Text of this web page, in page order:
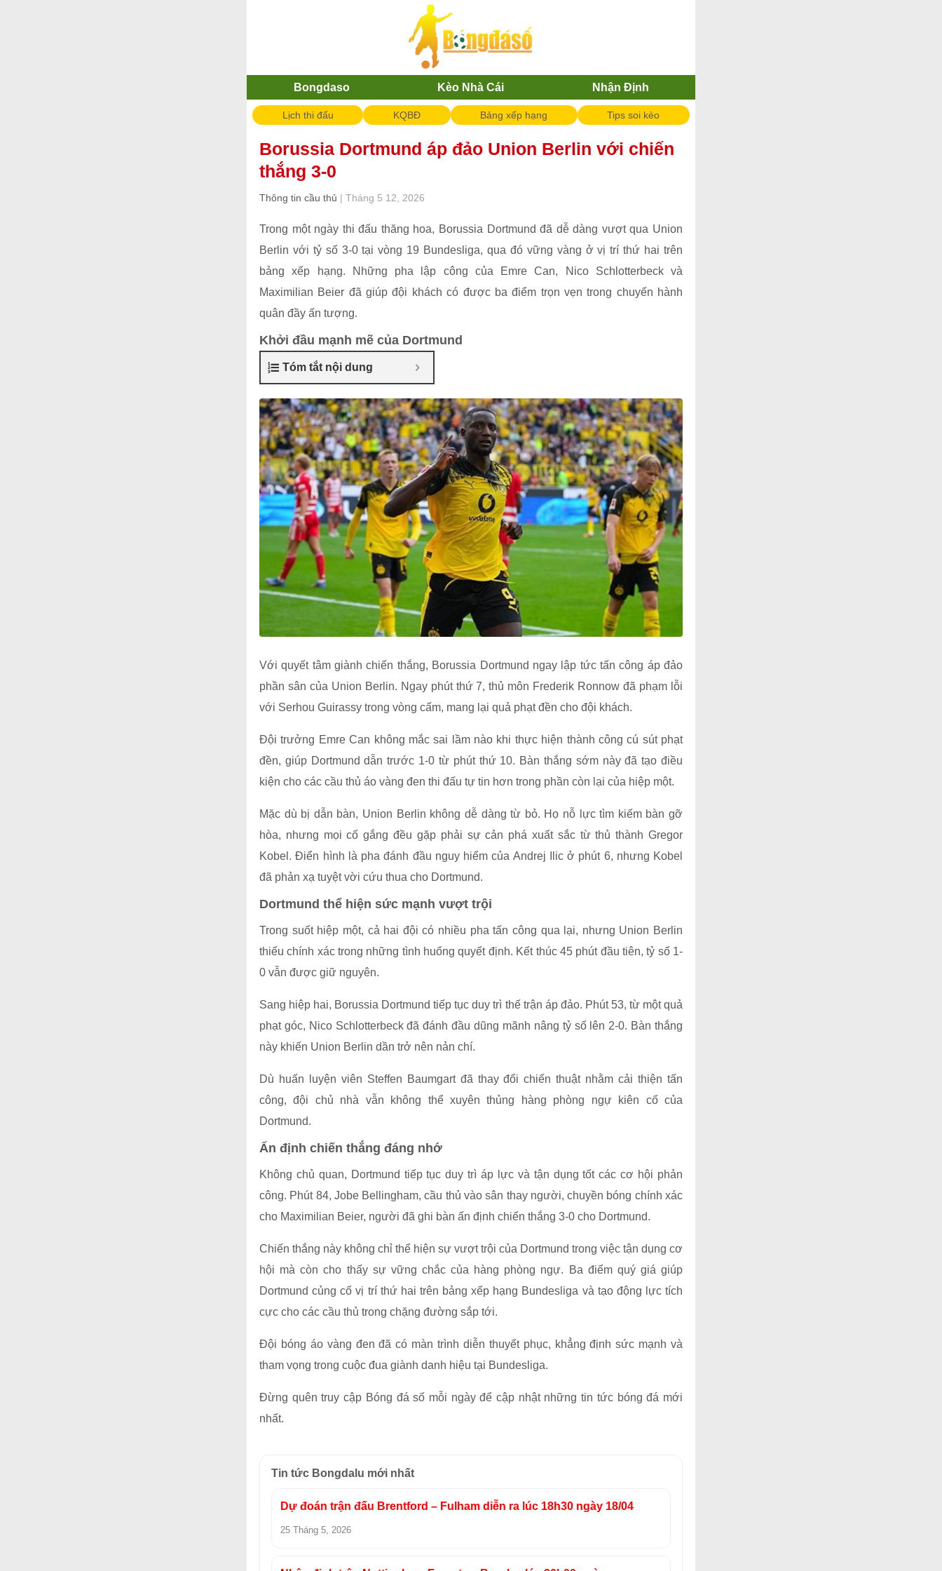
Bongdaso Kèo Nhà Cái Nhận Định
Lịch thi đấu KQBĐ Bảng xếp hạng Tips soi kèo
Borussia Dortmund áp đảo Union Berlin với chiến
thắng 3-0
Thông tin cầu thủ | Tháng 5 12, 2026
Trong một ngày thi đấu thăng hoa, Borussia Dortmund đã dễ dàng vượt qua Union
Berlin với tỷ số 3-0 tại vòng 19 Bundesliga, qua đó vững vàng ở vị trí thứ hai trên
bảng xếp hạng. Những pha lập công của Emre Can, Nico Schlotterbeck và
Maximilian Beier đã giúp đội khách có được ba điểm trọn vẹn trong chuyến hành
quân đầy ấn tượng.
Khởi đầu mạnh mẽ của Dortmund
Tóm tắt nội dung
Với quyết tâm giành chiến thắng, Borussia Dortmund ngay lập tức tấn công áp đảo
phần sân của Union Berlin. Ngay phút thứ 7, thủ môn Frederik Ronnow đã phạm lỗi
với Serhou Guirassy trong vòng cấm, mang lại quả phạt đền cho đội khách.
Đội trưởng Emre Can không mắc sai lầm nào khi thực hiện thành công cú sút phạt
đền, giúp Dortmund dẫn trước 1-0 từ phút thứ 10. Bàn thắng sớm này đã tạo điều
kiện cho các cầu thủ áo vàng đen thi đấu tự tin hơn trong phần còn lại của hiệp một.
Mặc dù bị dẫn bàn, Union Berlin không dễ dàng từ bỏ. Họ nỗ lực tìm kiếm bàn gỡ
hòa, nhưng mọi cố gắng đều gặp phải sự cản phá xuất sắc từ thủ thành Gregor
Kobel. Điển hình là pha đánh đầu nguy hiểm của Andrej Ilic ở phút 6, nhưng Kobel
đã phản xạ tuyệt vời cứu thua cho Dortmund.
Dortmund thể hiện sức mạnh vượt trội
Trong suốt hiệp một, cả hai đội có nhiều pha tấn công qua lại, nhưng Union Berlin
thiếu chính xác trong những tình huống quyết định. Kết thúc 45 phút đầu tiên, tỷ số 1-
0 vẫn được giữ nguyên.
Sang hiệp hai, Borussia Dortmund tiếp tục duy trì thế trận áp đảo. Phút 53, từ một quả
phạt góc, Nico Schlotterbeck đã đánh đầu dũng mãnh nâng tỷ số lên 2-0. Bàn thắng
này khiến Union Berlin dần trở nên nản chí.
Dù huấn luyện viên Steffen Baumgart đã thay đổi chiến thuật nhằm cải thiện tấn
công, đội chủ nhà vẫn không thể xuyên thủng hàng phòng ngự kiên cố của
Dortmund.
Ấn định chiến thắng đáng nhớ
Không chủ quan, Dortmund tiếp tục duy trì áp lực và tận dụng tốt các cơ hội phản
công. Phút 84, Jobe Bellingham, cầu thủ vào sân thay người, chuyền bóng chính xác
cho Maximilian Beier, người đã ghi bàn ấn định chiến thắng 3-0 cho Dortmund.
Chiến thắng này không chỉ thể hiện sự vượt trội của Dortmund trong việc tận dụng cơ
hội mà còn cho thấy sự vững chắc của hàng phòng ngự. Ba điểm quý giá giúp
Dortmund củng cố vị trí thứ hai trên bảng xếp hạng Bundesliga và tạo động lực tích
cực cho các cầu thủ trong chặng đường sắp tới.
Đội bóng áo vàng đen đã có màn trình diễn thuyết phục, khẳng định sức mạnh và
tham vọng trong cuộc đua giành danh hiệu tại Bundesliga.
Đừng quên truy cập Bóng đá số mỗi ngày để cập nhật những tin tức bóng đá mới
nhất.
Tin tức Bongdalu mới nhất
Dự đoán trận đấu Brentford – Fulham diễn ra lúc 18h30 ngày 18/04
25 Tháng 5, 2026